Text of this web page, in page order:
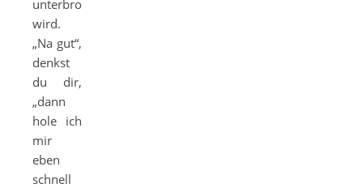
unterbrochen
wird.
„Na gut“,
denkst
du dir,
„dann
hole ich
mir
eben
schnell